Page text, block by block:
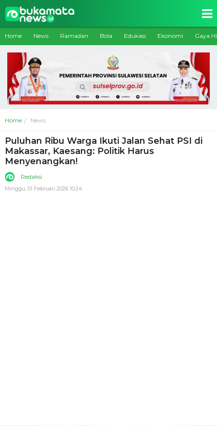
Home News Ramadan Bola Edukasi Ekonomi Gaya
Home News
Puluhan Ribu Warga Ikuti Jalan Sehat PSI di
Makassar, Kaesang: Politik Harus
Menyenangkan!
Redaksi
Minggu, 01 Februari 2026 10:24